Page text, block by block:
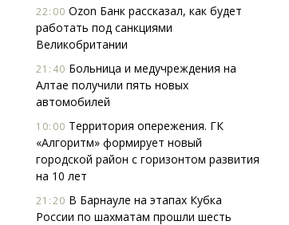
22:00 Ozon Банк рассказал, как будет
работать под санкциями
Великобритании
21:40 Больница и медучреждения на
Алтае получили пять новых
автомобилей
10:00 Территория опережения. ГК
«Алгоритм» формирует новый
городской район с горизонтом развития
на 10 лет
21:20 В Барнауле на этапах Кубка
России по шахматам прошли шесть